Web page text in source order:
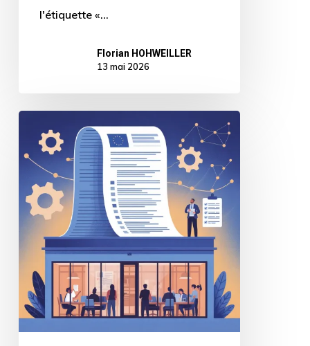
l'étiquette «…
Florian HOHWEILLER
13 mai 2026
qui
concrètement
août